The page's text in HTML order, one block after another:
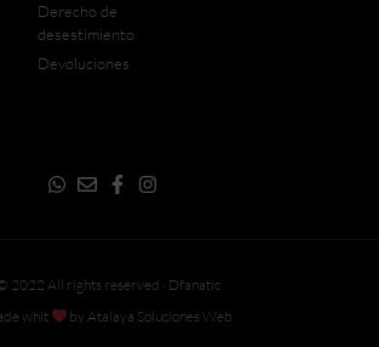
Derecho de
desestimiento
Devoluciones
2022 All rights reserved · Dfanatic
whit
by Atalaya Soluciones Web